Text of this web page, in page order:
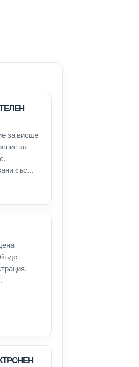
за висше
за
със...